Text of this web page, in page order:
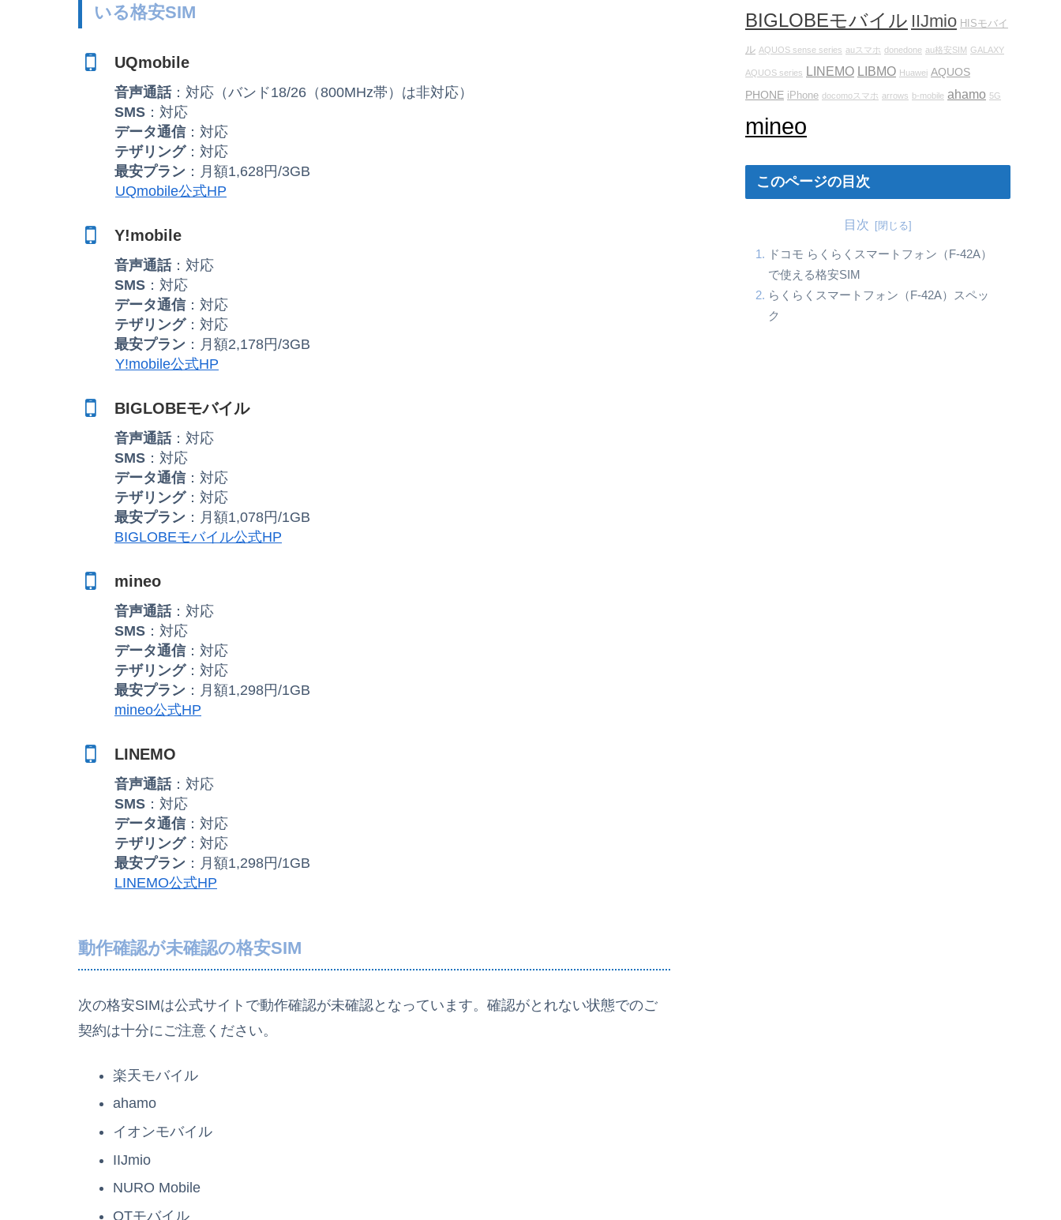
いる格安SIM
UQmobile
音声通話：対応（バンド18/26（800MHz帯）は非対応）
SMS ：対応
データ通信：対応
テザリング：対応
最安プラン ：月額1,628円/3GB
UQmobile公式HP
Y!mobile
音声通話：対応
SMS ：対応
データ通信：対応
テザリング：対応
最安プラン ：月額2,178円/3GB
Y!mobile公式HP
BIGLOBEモバイル
音声通話：対応
SMS ：対応
データ通信：対応
テザリング：対応
最安プラン ：月額1,078円/1GB
BIGLOBEモバイル公式HP
mineo
音声通話：対応
SMS ：対応
データ通信：対応
テザリング：対応
最安プラン ：月額1,298円/1GB
mineo公式HP
LINEMO
音声通話：対応
SMS ：対応
データ通信：対応
テザリング：対応
最安プラン ：月額1,298円/1GB
LINEMO公式HP
動作確認が未確認の格安SIM
次の格安SIMは公式サイトで動作確認が未確認となっています。確認がとれない状態でのご
契約は十分にご注意ください。
楽天モバイル
ahamo
イオンモバイル
IIJmio
NURO Mobile
QTモバイル
BIGLOBEモバイル IIJmio HISモバイ
ル AQUOS sense series auスマホ donedone au格安SIM GALAXY
AQUOS series LINEMO LIBMO Huawei AQUOS
PHONE iPhone docomoスマホ arrows b-mobile ahamo 5G
mineo
このページの目次
目次
ドコモ らくらくスマートフォン（F-42A）
で使える格安SIM
らくらくスマートフォン（F-42A）スペッ
ク